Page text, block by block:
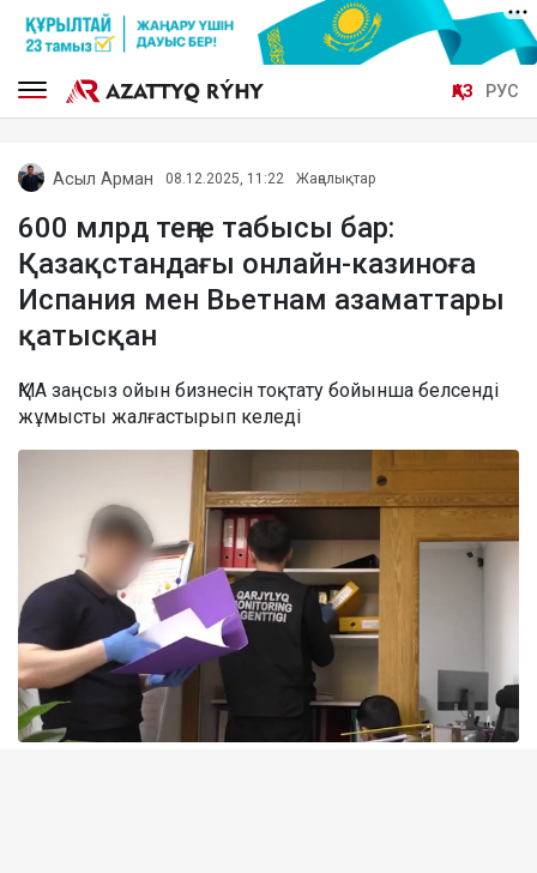
ҚАЗ РУС
Асыл Арман 08.12.2025, 11:22 Жаңалықтар
600 млрд теңге табысы бар:
Қазақстандағы онлайн-казиноға
Испания мен Вьетнам азаматтары
қатысқан
ҚМА заңсыз ойын бизнесін тоқтату бойынша белсенді
жұмысты жалғастырып келеді